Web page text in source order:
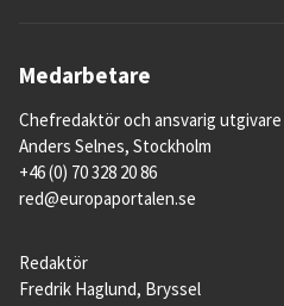
Medarbetare
Chefredaktör och ansvarig utgivare
Anders Selnes, Stockholm
+46 (0) 70 328 20 86
red@europaportalen.se
Redaktör
Fredrik Haglund, Bryssel